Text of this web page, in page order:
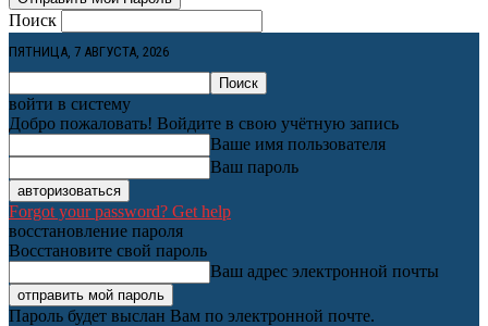
Поиск
ПЯТНИЦА, 7 АВГУСТА, 2026
войти в систему
Добро пожаловать! Войдите в свою учётную запись
Ваше имя пользователя
Ваш пароль
Forgot your password? Get help
восстановление пароля
Восстановите свой пароль
Ваш адрес электронной почты
Пароль будет выслан Вам по электронной почте.